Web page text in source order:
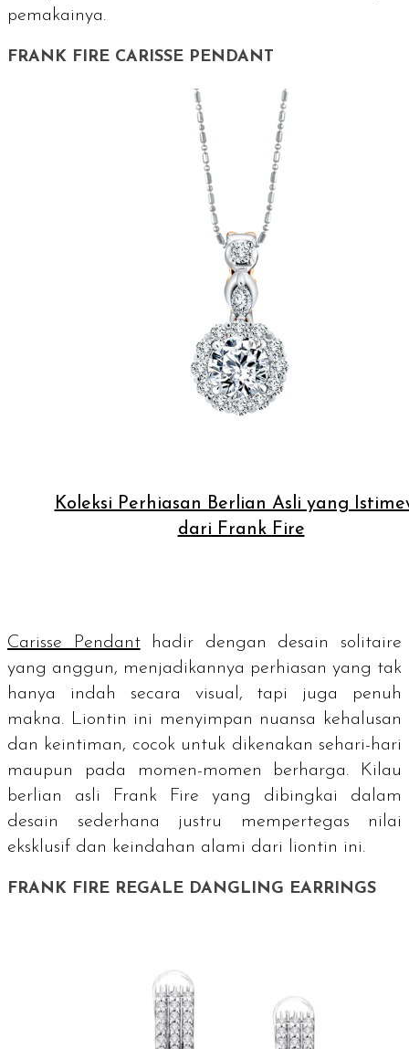
pemakainya.
FRANK FIRE CARISSE PENDANT
Koleksi Perhiasan Berlian Asli yang
dari Frank Fire
Carisse Pendanthadir dengan desain solitaire
yang anggun, menjadikannya perhiasan yang tak
hanya indah secara visual, tapi juga penuh
makna. Liontin ini menyimpan nuansa kehalusan
dan keintiman, cocok untuk dikenakan sehari-hari
maupun pada momen-momen berharga. Kilau
berlian asli Frank Fire yang dibingkai dalam
desain sederhana justru mempertegas nilai
eksklusif dan keindahan alami dari liontin ini.
FRANK FIRE REGALE DANGLING EARRINGS